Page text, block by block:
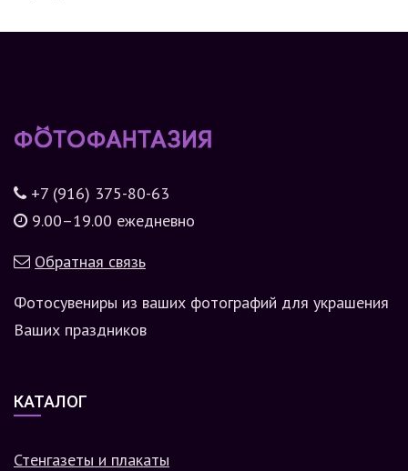
+7 (916) 375-80-63
9.00–19.00 ежедневно
Обратная связь
Фотосувениры из ваших фотографий для украшения
Ваших праздников
КАТАЛОГ
Стенгазеты и плакаты